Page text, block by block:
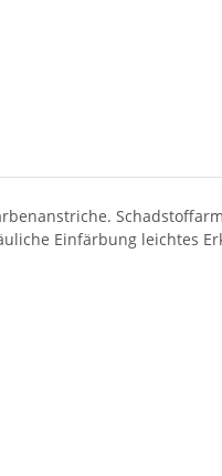
Einfärbung leichtes